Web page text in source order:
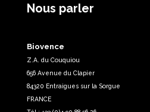
Nous parler
Biovence
Z.A. du Couquiou
656 Avenue du Clapier
84320 Entraigues sur la Sorgue
FRANCE